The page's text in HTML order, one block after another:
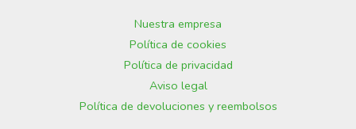
Nuestra empresa
Política de cookies
Política de privacidad
Aviso legal
Política de devoluciones y reembolsos